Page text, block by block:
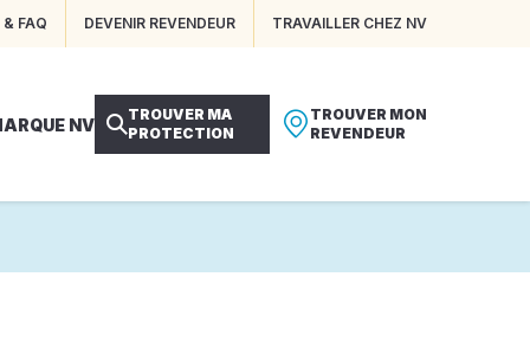
& FAQ DEVENIR REVENDEUR TRAVAILLER CHEZ NV
NV
TROUVER MA
PROTECTION
TROUVER MON
REVENDEUR